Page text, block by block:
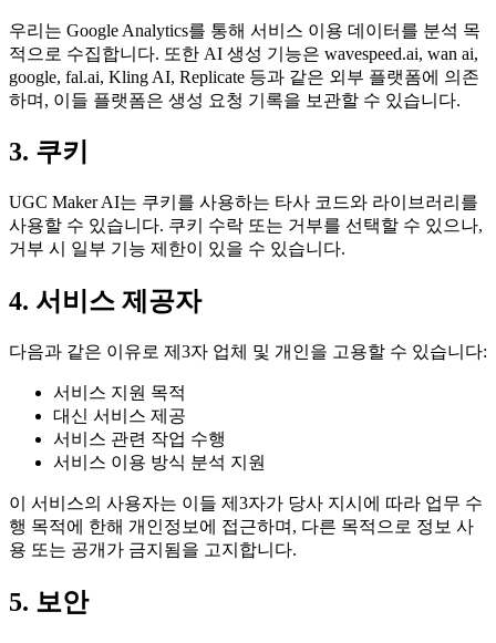
우리는 Google Analytics를 통해 서비스 이용 데이터를 분석 목
적으로 수집합니다. 또한 AI 생성 기능은 wavespeed.ai, wan ai,
google, fal.ai, Kling AI, Replicate 등과 같은 외부 플랫폼에 의존
하며, 이들 플랫폼은 생성 요청 기록을 보관할 수 있습니다.
3. 쿠키
UGC Maker AI는 쿠키를 사용하는 타사 코드와 라이브러리를
사용할 수 있습니다. 쿠키 수락 또는 거부를 선택할 수 있으나,
거부 시 일부 기능 제한이 있을 수 있습니다.
4. 서비스 제공자
다음과 같은 이유로 제3자 업체 및 개인을 고용할 수 있습니다:
서비스 지원 목적
대신 서비스 제공
서비스 관련 작업 수행
서비스 이용 방식 분석 지원
이 서비스의 사용자는 이들 제3자가 당사 지시에 따라 업무 수
행 목적에 한해 개인정보에 접근하며, 다른 목적으로 정보 사
용 또는 공개가 금지됨을 고지합니다.
5. 보안